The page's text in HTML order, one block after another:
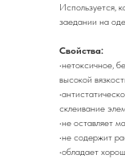
Используется,
заедании на
Свойства:
•нетоксичное,
высокой
склеивание
•не оставляет
•не содержит
•обладает